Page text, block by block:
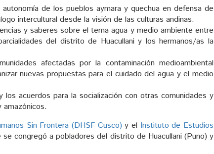
de los pueblos aymara y quechua en defensa de
intercultural desde la visión de las culturas andinas.
y saberes sobre el tema agua y medio ambiente entre
del distrito de Huacullani y los hermanos/as la
afectadas por la contaminación medioambiental
nuevas propuestas para el cuidado del agua y el medio
acuerdos para la socialización con otras comunidades y
amazónicos.
Sin Frontera (DHSF Cusco) y el Instituto de Estudios
se congregó a pobladores del distrito de Huacullani (Puno) y